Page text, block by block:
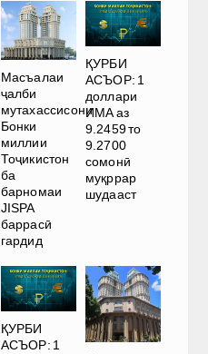
Масъалаи
ҷалби
мутахассисони
Бонки
миллии
Тоҷикистон
ба
барномаи
JISPA
баррасӣ
гардид
ҚУРБИ
АСЪОР: 1
доллари
ИМА аз
9.2459 то
9.2700
сомонӣ
муқррар
шудааст
ҚУРБИ
АСЪОР: 1